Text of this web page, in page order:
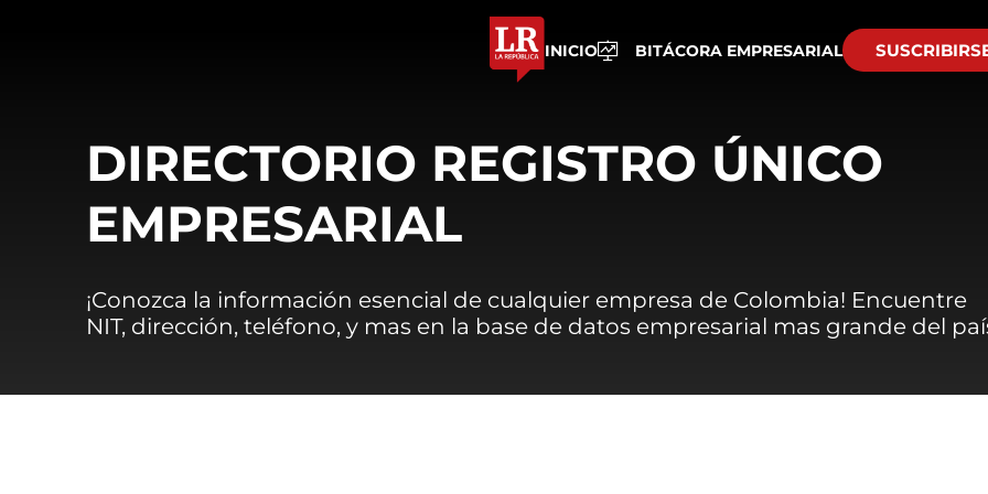
INICIO BITÁCORA EMPRESARIAL
DIRECTORIO REGISTRO ÚNICO
EMPRESARIAL
¡Conozca la información esencial de cualquier empresa de Colombia! Encuentre
NIT, dirección, teléfono, y mas en la base de datos empresarial mas grande del